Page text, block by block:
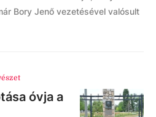
Bory Jenő vezetésével valósult
óvja a